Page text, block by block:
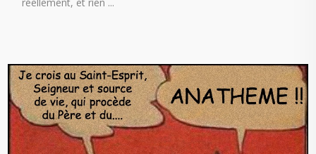
réellement, et rien